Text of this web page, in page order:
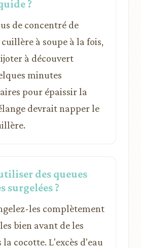
?
de concentré de
à soupe à la fois,
à découvert
minutes
pour épaissir la
devrait napper le
des queues
surgelées ?
les complètement
bien avant de les
cocotte. L'excès d'eau